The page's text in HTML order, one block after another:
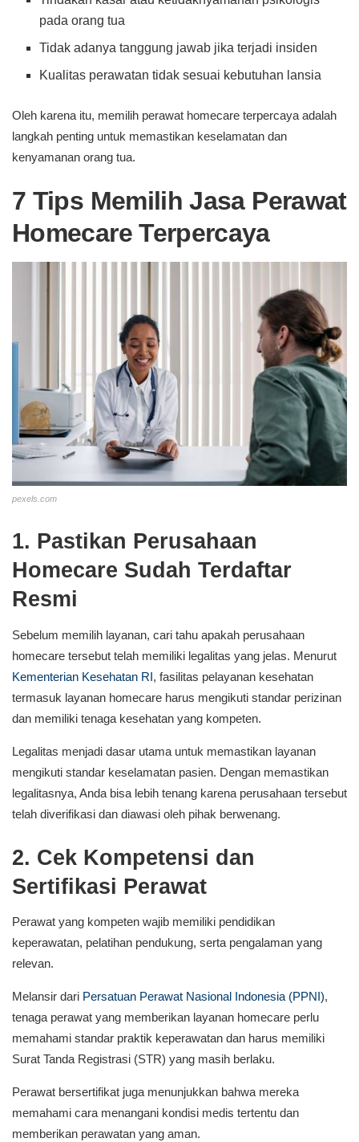
pada orang tua
Tidak adanya tanggung jawab jika terjadi insiden
Kualitas perawatan tidak sesuai kebutuhan lansia
Oleh karena itu, memilih perawat homecare terpercaya adalah
langkah penting untuk memastikan keselamatan dan
kenyamanan orang tua.
7 Tips Memilih Jasa Perawat
Homecare Terpercaya
pexels.com
1. Pastikan Perusahaan
Homecare Sudah Terdaftar
Resmi
Sebelum memilih layanan, cari tahu apakah perusahaan
homecare tersebut telah memiliki legalitas yang jelas. Menurut
Kementerian Kesehatan RI, fasilitas pelayanan kesehatan
termasuk layanan homecare harus mengikuti standar perizinan
dan memiliki tenaga kesehatan yang kompeten.
Legalitas menjadi dasar utama untuk memastikan layanan
mengikuti standar keselamatan pasien. Dengan memastikan
legalitasnya, Anda bisa lebih tenang karena perusahaan tersebut
telah diverifikasi dan diawasi oleh pihak berwenang.
2. Cek Kompetensi dan
Sertifikasi Perawat
Perawat yang kompeten wajib memiliki pendidikan
keperawatan, pelatihan pendukung, serta pengalaman yang
relevan.
Melansir dari Persatuan Perawat Nasional Indonesia (PPNI),
tenaga perawat yang memberikan layanan homecare perlu
memahami standar praktik keperawatan dan harus memiliki
Surat Tanda Registrasi (STR) yang masih berlaku.
Perawat bersertifikat juga menunjukkan bahwa mereka
memahami cara menangani kondisi medis tertentu dan
memberikan perawatan yang aman.